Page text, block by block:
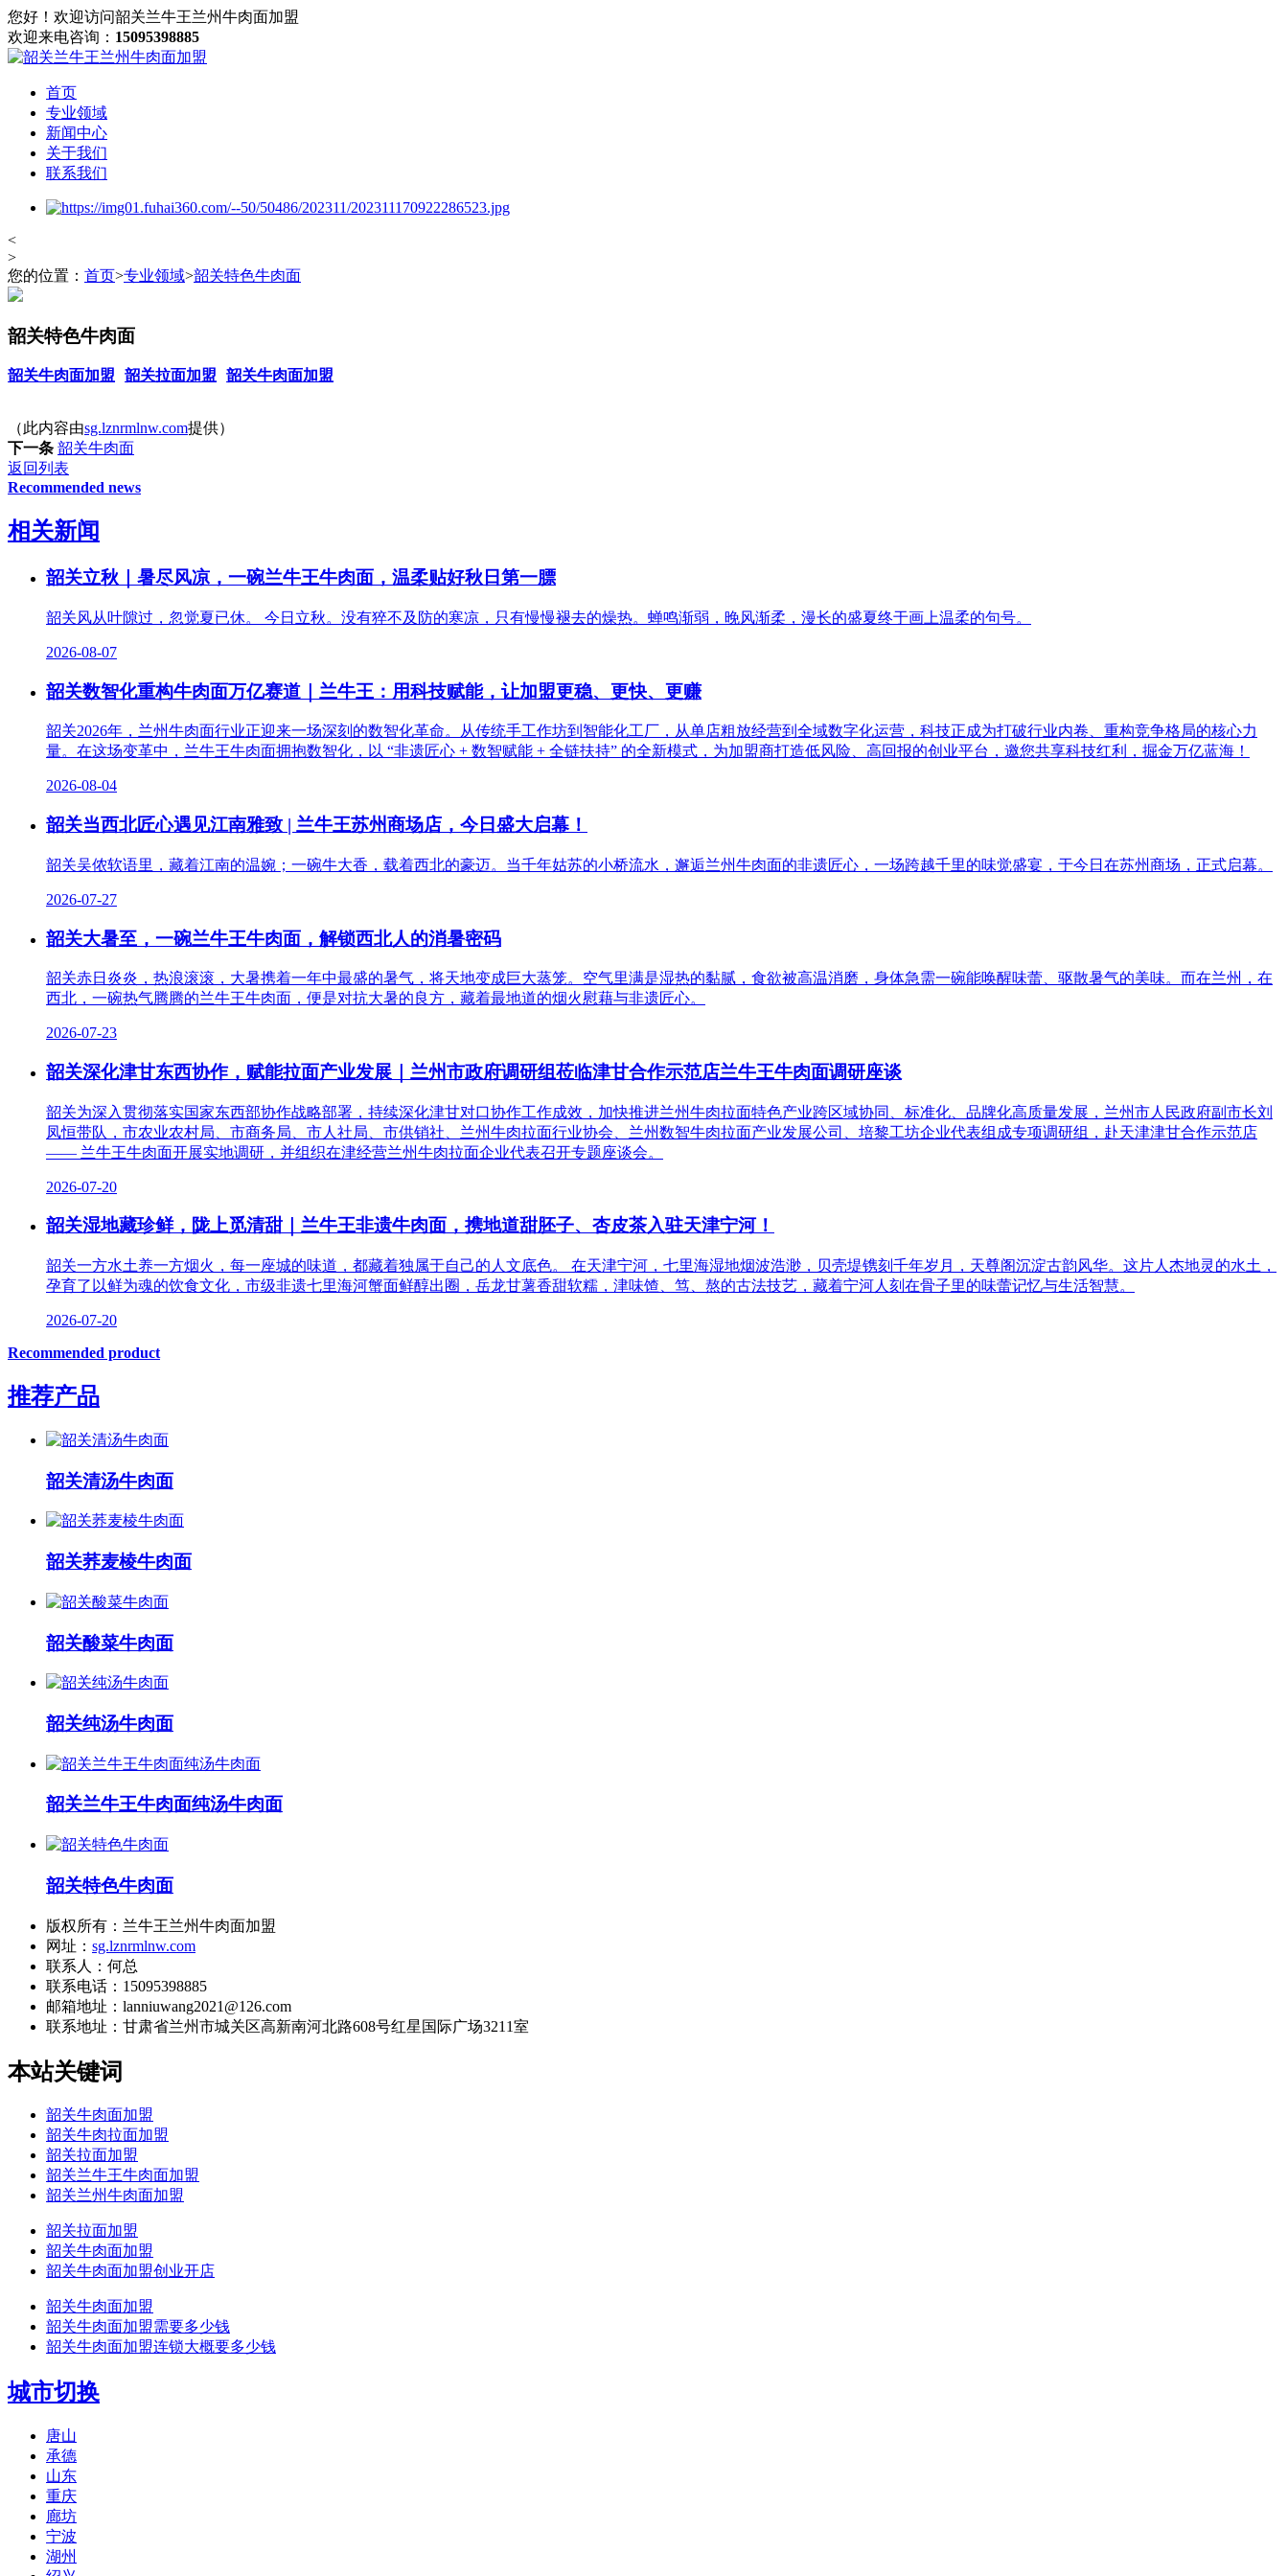
您好！欢迎访问韶关兰牛王兰州牛肉面加盟
欢迎来电咨询： 15095398885
首页
专业领域
新闻中心
关于我们
联系我们
<
>
您的位置： 首页>专业领域>韶关特色牛肉面
韶关特色牛肉面
韶关牛肉面加盟 韶关拉面加盟 韶关牛肉面加盟
（此内容由sg.lznrmlnw.com提供）
下一条 韶关牛肉面
返回列表
Recommended news
相关新闻
韶关立秋｜暑尽风凉，一碗兰牛王牛肉面，温柔贴好秋日第一膘
韶关风从叶隙过，忽觉夏已休。 今日立秋。没有猝不及防的寒凉，只有慢慢褪去的燥热。蝉鸣渐弱，晚风渐柔，漫长的盛夏终于画上温柔的句号。
2026-08-07
韶关数智化重构牛肉面万亿赛道｜兰牛王：用科技赋能，让加盟更稳、更快、更赚
韶关2026年，兰州牛肉面行业正迎来一场深刻的数智化革命。从传统手工作坊到智能化工厂，从单店粗放经营到全域数字化运营，科技正成为打破行业内卷、重构竞争格局的核心力
量。在这场变革中，兰牛王牛肉面拥抱数智化，以 “非遗匠心 + 数智赋能 + 全链扶持” 的全新模式，为加盟商打造低风险、高回报的创业平台，邀您共享科技红利，掘金万亿蓝海！
2026-08-04
韶关当西北匠心遇见江南雅致 | 兰牛王苏州商场店，今日盛大启幕！
韶关吴侬软语里，藏着江南的温婉；一碗牛大香，载着西北的豪迈。当千年姑苏的小桥流水，邂逅兰州牛肉面的非遗匠心，一场跨越千里的味觉盛宴，于今日在苏州商场，正式启幕。
2026-07-27
韶关大暑至，一碗兰牛王牛肉面，解锁西北人的消暑密码
韶关赤日炎炎，热浪滚滚，大暑携着一年中最盛的暑气，将天地变成巨大蒸笼。空气里满是湿热的黏腻，食欲被高温消磨，身体急需一碗能唤醒味蕾、驱散暑气的美味。而在兰州，在
西北，一碗热气腾腾的兰牛王牛肉面，便是对抗大暑的良方，藏着最地道的烟火慰藉与非遗匠心。
2026-07-23
韶关深化津甘东西协作，赋能拉面产业发展｜兰州市政府调研组莅临津甘合作示范店兰牛王牛肉面调研座谈
韶关为深入贯彻落实国家东西部协作战略部署，持续深化津甘对口协作工作成效，加快推进兰州牛肉拉面特色产业跨区域协同、标准化、品牌化高质量发展，兰州市人民政府副市长刘
凤恒带队，市农业农村局、市商务局、市人社局、市供销社、兰州牛肉拉面行业协会、兰州数智牛肉拉面产业发展公司、培黎工坊企业代表组成专项调研组，赴天津津甘合作示范店
—— 兰牛王牛肉面开展实地调研，并组织在津经营兰州牛肉拉面企业代表召开专题座谈会。
2026-07-20
韶关湿地藏珍鲜，陇上觅清甜｜兰牛王非遗牛肉面，携地道甜胚子、杏皮茶入驻天津宁河！
韶关一方水土养一方烟火，每一座城的味道，都藏着独属于自己的人文底色。 在天津宁河，七里海湿地烟波浩渺，贝壳堤镌刻千年岁月，天尊阁沉淀古韵风华。这片人杰地灵的水土，
孕育了以鲜为魂的饮食文化，市级非遗七里海河蟹面鲜醇出圈，岳龙甘薯香甜软糯，津味馇、笃、熬的古法技艺，藏着宁河人刻在骨子里的味蕾记忆与生活智慧。
2026-07-20
Recommended product
推荐产品
韶关清汤牛肉面
韶关荞麦棱牛肉面
韶关酸菜牛肉面
韶关纯汤牛肉面
韶关兰牛王牛肉面纯汤牛肉面
韶关特色牛肉面
版权所有：兰牛王兰州牛肉面加盟
网址： sg.lznrmlnw.com
联系人：何总
联系电话：15095398885
邮箱地址：lanniuwang2021@126.com
联系地址： 甘肃省兰州市城关区高新南河北路608号红星国际广场3211室
本站关键词
韶关牛肉面加盟
韶关牛肉拉面加盟
韶关拉面加盟
韶关兰牛王牛肉面加盟
韶关兰州牛肉面加盟
韶关拉面加盟
韶关牛肉面加盟
韶关牛肉面加盟创业开店
韶关牛肉面加盟
韶关牛肉面加盟需要多少钱
韶关牛肉面加盟连锁大概要多少钱
城市切换
唐山
承德
山东
重庆
廊坊
宁波
湖州